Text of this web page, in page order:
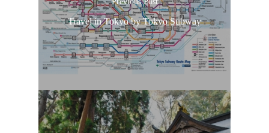
Travel in Tokyo by Tokyo Subway